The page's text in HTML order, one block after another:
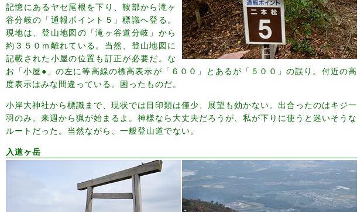
記憶にあるヤセ尾根を下り、鞍部から滝ヶ
谷分岐の「通報ポイント５」標識へ登る。
現地は、登山地図の「滝ヶ谷道分岐」から
約３５０ｍ離れている。当然、登山地図に
記載された小屋の位置も訂正が必要だ。な
お「小屋●」の左に等高線の標高表示が「６００」とあるが「５００」の誤り。付近の高
度表示はみな間違っている。困ったものだ。
小岸大神社から標識まで、現状では目印類は僅少、展望も効かない。出合ったのはキジ一
羽のみ。来週から猟が始まるよ。神様なら大丈夫だろうが、私が下りに使うと迷いそうな
ルートだった。当然ながら、一般登山道でない。
入道ヶ岳